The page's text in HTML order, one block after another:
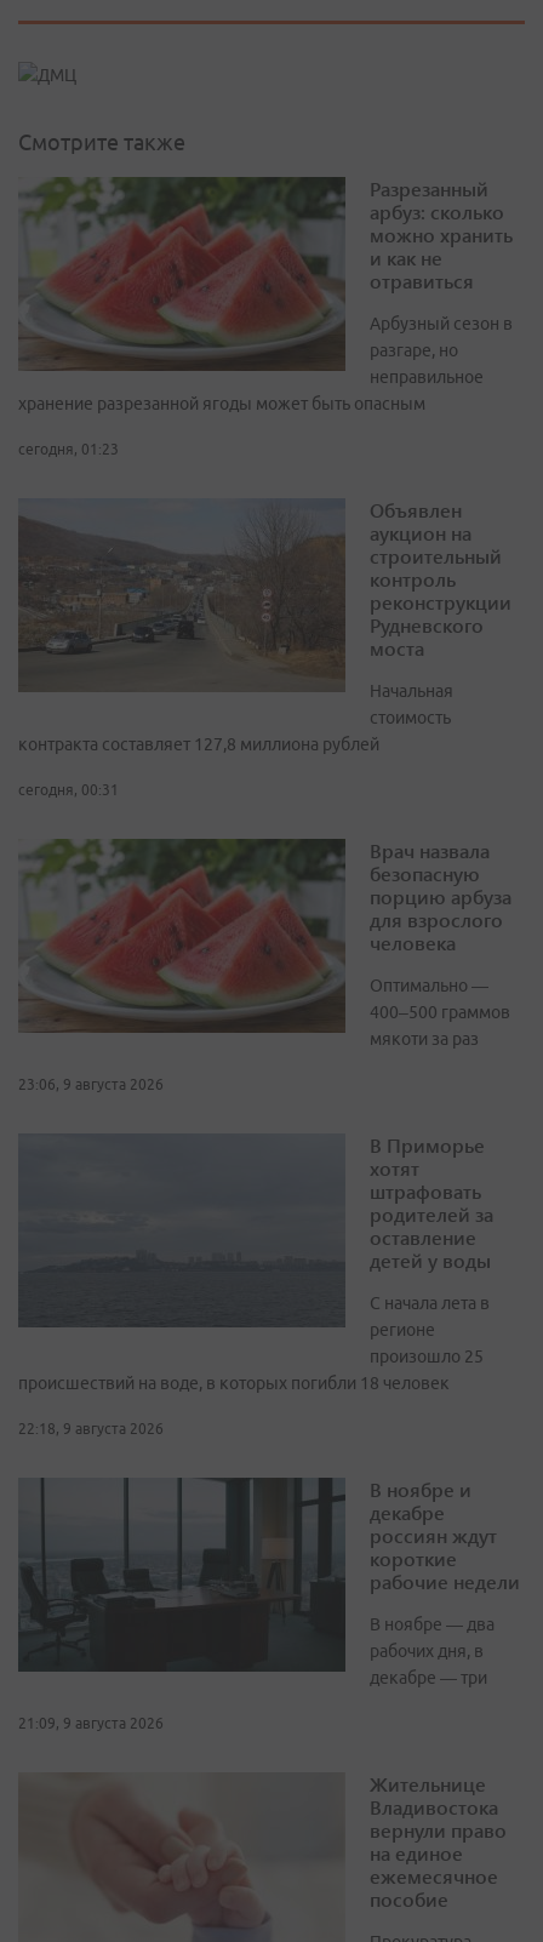
Смотрите также
Разрезанный
арбуз: сколько
можно хранить
и как не
отравиться
Арбузный сезон в
разгаре, но
неправильное
хранение разрезанной ягоды может быть опасным
сегодня, 01:23
Объявлен
аукцион на
строительный
контроль
реконструкции
Рудневского
моста
Начальная
стоимость
контракта составляет 127,8 миллиона рублей
сегодня, 00:31
Врач назвала
безопасную
порцию арбуза
для взрослого
человека
Оптимально —
400–500 граммов
мякоти за раз
23:06, 9 августа 2026
В Приморье
хотят
штрафовать
родителей за
оставление
детей у воды
С начала лета в
регионе
произошло 25
происшествий на воде, в которых погибли 18 человек
22:18, 9 августа 2026
В ноябре и
декабре
россиян ждут
короткие
рабочие недели
В ноябре — два
рабочих дня, в
декабре — три
21:09, 9 августа 2026
Жительнице
Владивостока
вернули право
на единое
ежемесячное
пособие